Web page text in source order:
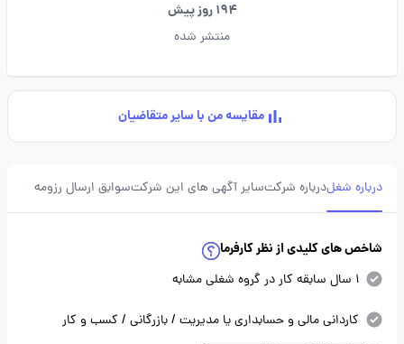
194 روز پیش
منتشر شده
مقایسه من با سایر متقاضیان
درباره شغلدرباره شرکتسایر آگهی های این شرکتسوابق ارسال رزومه
شاخص های کلیدی از نظر کارفرما
1 سال سابقه کار در گروه شغلی مشابه
کاردانی مالی و حسابداری یا مدیریت / بازرگانی / کسب و کار